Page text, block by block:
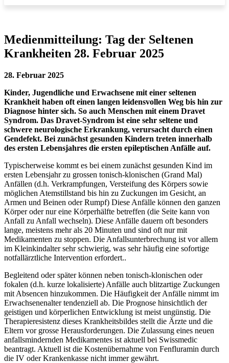
Medienmitteilung: Tag der Seltenen
Krankheiten 28. Februar 2025
28. Februar 2025
Kinder, Jugendliche und Erwachsene mit einer seltenen
Krankheit haben oft einen langen leidensvollen Weg bis hin zur
Diagnose hinter sich. So auch Menschen mit einem Dravet
Syndrom. Das Dravet-Syndrom ist eine sehr seltene und
schwere neurologische Erkrankung, verursacht durch einen
Gendefekt. Bei zunächst gesunden Kindern treten innerhalb
des ersten Lebensjahres die ersten epileptischen Anfälle auf.
Typischerweise kommt es bei einem zunächst gesunden Kind im
ersten Lebensjahr zu grossen tonisch-klonischen (Grand Mal)
Anfällen (d.h. Verkrampfungen, Versteifung des Körpers sowie
möglichen Atemstillstand bis hin zu Zuckungen im Gesicht, an
Armen und Beinen oder Rumpf) Diese Anfälle können den ganzen
Körper oder nur eine Körperhälfte betreffen (die Seite kann von
Anfall zu Anfall wechseln). Diese Anfälle dauern oft besonders
lange, meistens mehr als 20 Minuten und sind oft nur mit
Medikamenten zu stoppen. Die Anfallsunterbrechung ist vor allem
im Kleinkindalter sehr schwierig, was sehr häufig eine sofortige
notfallärztliche Intervention erfordert..
Begleitend oder später können neben tonisch-klonischen oder
fokalen (d.h. kurze lokalisierte) Anfälle auch blitzartige Zuckungen
mit Absencen hinzukommen. Die Häufigkeit der Anfälle nimmt im
Erwachsenenalter tendenziell ab. Die Prognose hinsichtlich der
geistigen und körperlichen Entwicklung ist meist ungünstig. Die
Therapieresistenz dieses Krankheitsbildes stellt die Ärzte und die
Eltern vor grosse Herausforderungen. Die Zulassung eines neuen
anfallsmindernden Medikamentes ist aktuell bei Swissmedic
beantragt. Aktuell ist die Kostenübernahme von Fenfluramin durch
die IV oder Krankenkasse nicht immer gewährt.